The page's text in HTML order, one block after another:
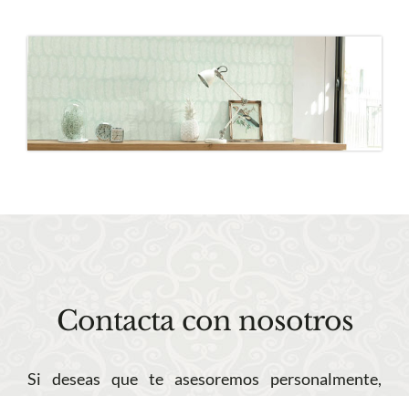
Contacta con nosotros
Si deseas que te asesoremos personalmente,